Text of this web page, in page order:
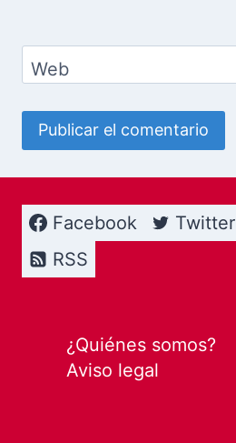
Web
Facebook Twitter
RSS
¿Quiénes somos?
Aviso legal